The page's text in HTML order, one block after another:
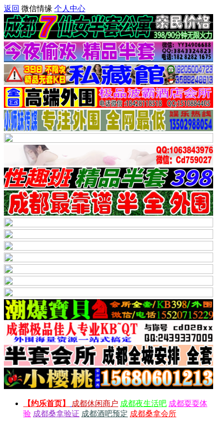
返回 微信情缘 个人中心
【约乐首页】 成都休闲商户 成都夜生活吧 成都耍耍体
验 成都桑拿验证 成都酒吧预定 成都桑拿会所